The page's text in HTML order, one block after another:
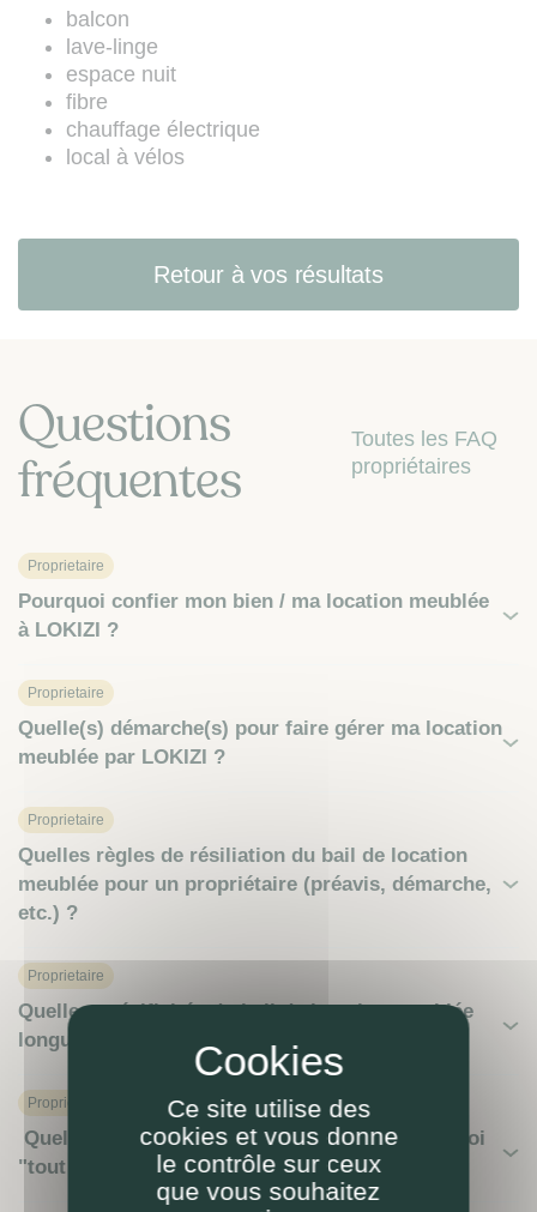
Code de la consommation (site web
:
balcon
lave-linge
espace nuit
fibre
chauffage électrique
local à vélos
Retour à vos résultats
Questions
fréquentes
Toutes les FAQ
propriétaires
Proprietaire
Pourquoi confier mon bien / ma location meublée
à LOKIZI ?
Proprietaire
Quelle(s) démarche(s) pour faire gérer ma location
meublée par LOKIZI ?
Proprietaire
Quelles règles de résiliation du bail de location
meublée pour un propriétaire (préavis, démarche,
etc.) ?
Proprietaire
Quelles spécificités du bail de location meublée
longue durée ?
Proprietaire
Quels honoraires de gestion LOKIZI ? C'est quoi
"tout compris"?
Ce site utilise des
cookies et vous donne
le contrôle sur ceux
que vous souhaitez